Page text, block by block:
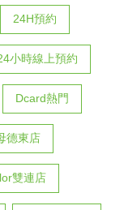
24H預約
小時線上預約
Dcard熱門
德東店
雙連店